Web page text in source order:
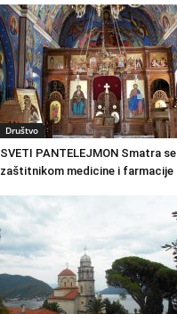
Društvo
SVETI PANTELEJMON Smatra se
zaštitnikom medicine i farmacije